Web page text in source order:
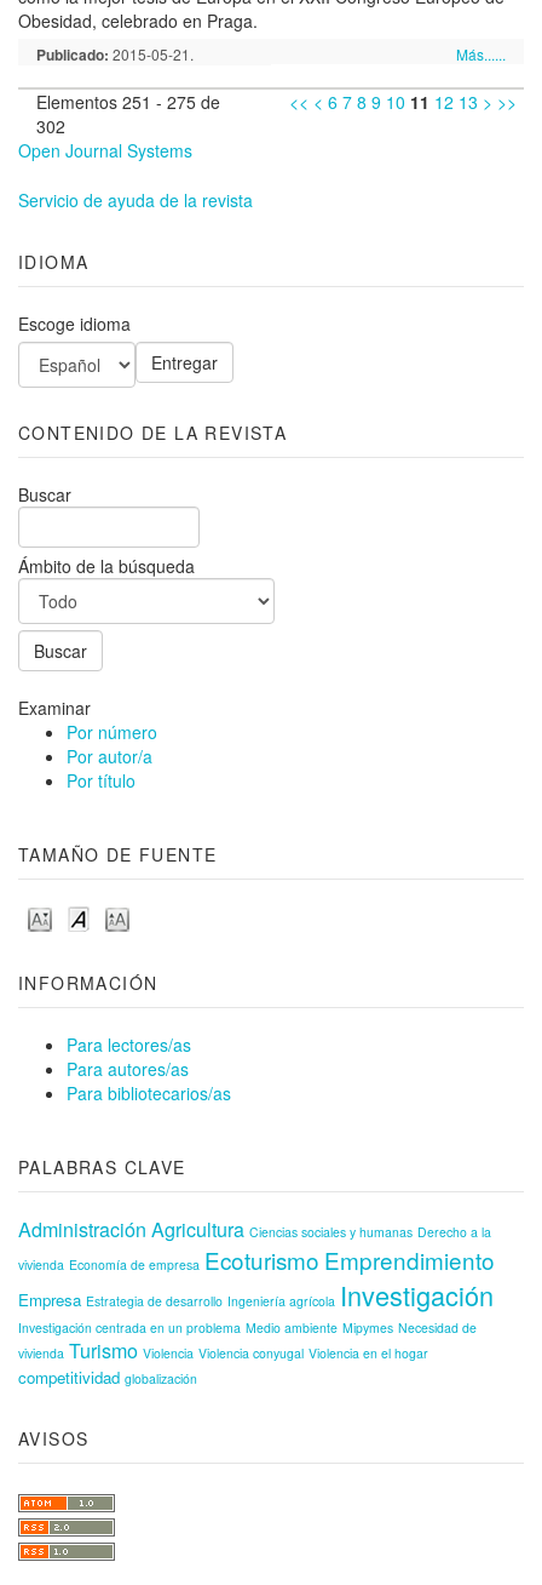
Obesidad, celebrado en Praga.
Publicado: 2015-05-21. Más......
Elementos 251 - 275 de
302
<< < 6 7 8 9 10 11 12 13 > >>
Open Journal Systems
Servicio de ayuda de la revista
IDIOMA
Escoge idioma
CONTENIDO DE LA REVISTA
Buscar
Ámbito de la búsqueda
Examinar
Por número
Por autor/a
Por título
TAMAÑO DE FUENTE
INFORMACIÓN
Para lectores/as
Para autores/as
Para bibliotecarios/as
PALABRAS CLAVE
Administración Agricultura Ciencias sociales y humanas Derecho a la
vivienda Economía de empresa Ecoturismo Emprendimiento
Empresa Estrategia de desarrollo Ingeniería agrícola Investigación
Investigación centrada en un problema Medio ambiente Mipymes Necesidad de
vivienda Turismo Violencia Violencia conyugal Violencia en el hogar
competitividad globalización
AVISOS